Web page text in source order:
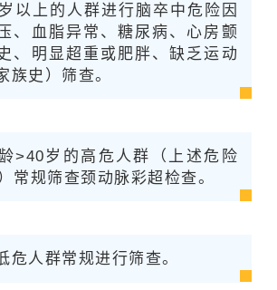
以上的人群进行脑卒中危险因
、血脂异常、糖尿病、心房颤
、明显超重或肥胖、缺乏运动
族史）筛查。
>40岁的高危人群（上述危险
常规筛查颈动脉彩超检查。
危人群常规进行筛查。